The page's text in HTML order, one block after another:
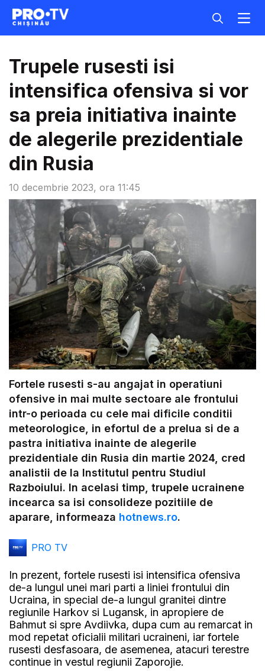
10 decembrie 2023, ora 11:45
Trupele rusesti isi
intensifica ofensiva si vor
sa preia initiativa inainte
de alegerile prezidentiale
din Rusia
Fortele rusesti s-au angajat in operatiuni
ofensive in mai multe sectoare ale frontului
intr-o perioada cu cele mai dificile conditii
meteorologice, in efortul de a prelua si de a
pastra initiativa inainte de alegerile
prezidentiale din Rusia din martie 2024, cred
analistii de la Institutul pentru Studiul
Razboiului. In acelasi timp, trupele ucrainene
incearca sa isi consolideze pozitiile de
aparare, informeaza hotnews.ro.
PRO TV
In prezent, fortele rusesti isi intensifica ofensiva
de-a lungul unei mari parti a liniei frontului din
Ucraina, in special de-a lungul granitei dintre
regiunile Harkov si Lugansk, in apropiere de
Bahmut si spre Avdiivka, dupa cum au remarcat in
mod repetat oficialii militari ucraineni, iar fortele
rusesti desfasoara, de asemenea, atacuri terestre
continue in vestul regiunii Zaporojie.